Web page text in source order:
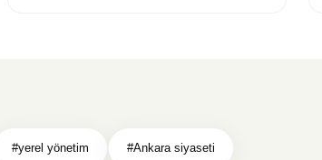
#yerel yönetim #Ankara siyaseti